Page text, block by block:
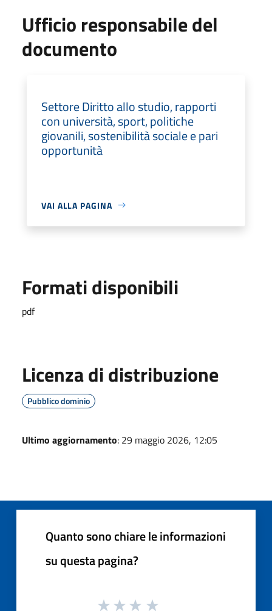
Ufficio responsabile del
documento
Settore Diritto allo studio, rapporti
con università, sport, politiche
giovanili, sostenibilità sociale e pari
opportunità
VAI ALLA PAGINA
Formati disponibili
pdf
Licenza di distribuzione
Pubblico dominio
Ultimo aggiornamento: 29 maggio 2026, 12:05
Quanto sono chiare le informazioni
su questa pagina?